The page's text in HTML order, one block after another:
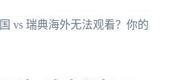
vs 瑞典海外无法观看？你的